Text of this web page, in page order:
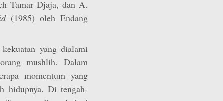
Tamar Djaja, dan A.
(1985) oleh Endang
yang dialami
mushlih. Dalam
momentum yang
hidupnya. Di tengah-